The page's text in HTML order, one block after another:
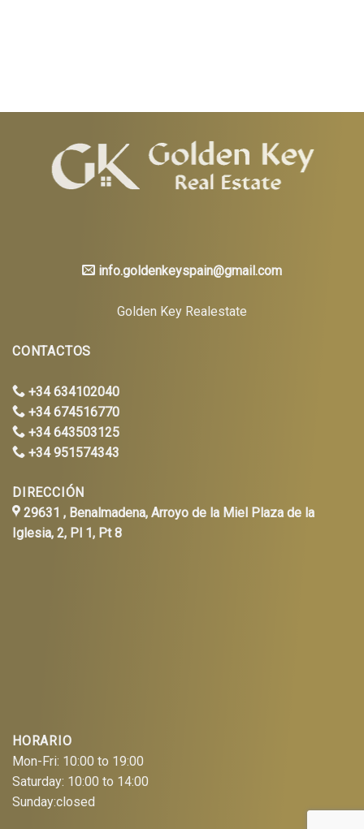
info.goldenkeyspain@gmail.com
Golden Key Realestate
CONTACTOS
+34 634102040
+34 674516770
+34 643503125
+34 951574343
DIRECCIÓN
29631 , Benalmadena, Arroyo de la Miel Plaza de la
Iglesia, 2, Pl 1, Pt 8
HORARIO
Mon-Fri: 10:00 to 19:00
Saturday: 10:00 to 14:00
Sunday:closed